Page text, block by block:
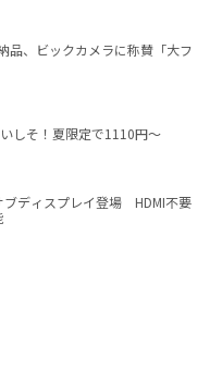
品、ビックカメラに称賛「大フ
しそ！夏限定で1110円～
ブディスプレイ登場 HDMI不要